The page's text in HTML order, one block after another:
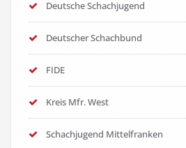
Deutsche Schachjugend
Deutscher Schachbund
FIDE
Kreis Mfr. West
Schachjugend Mittelfranken